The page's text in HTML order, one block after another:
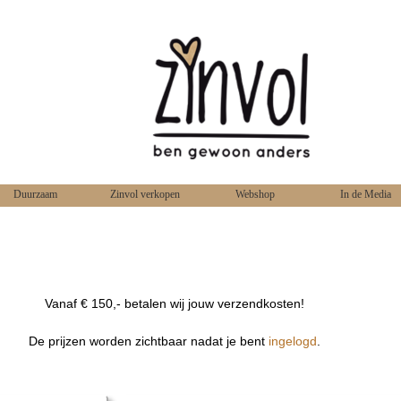
Duurzaam Zinvol verkopen Webshop In de Media
Vanaf € 150,- betalen wij jouw verzendkosten!
De prijzen worden zichtbaar nadat je bent ingelogd